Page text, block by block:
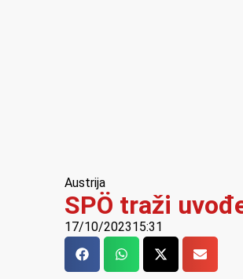
Austrija
SPÖ traži
17/10/202315:31